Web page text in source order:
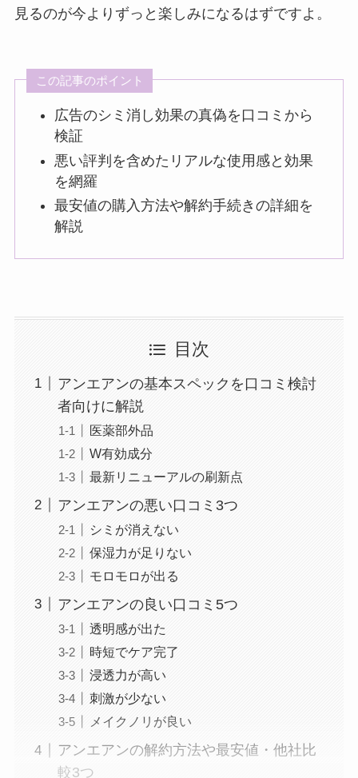
見るのが今よりずっと楽しみになるはずですよ。
この記事のポイント
広告のシミ消し効果の真偽を口コミから
検証
悪い評判を含めたリアルな使用感と効果
を網羅
最安値の購入方法や解約手続きの詳細を
解説
目次
アンエアンの基本スペックを口コミ検討
者向けに解説
医薬部外品
W有効成分
最新リニューアルの刷新点
アンエアンの悪い口コミ3つ
シミが消えない
保湿力が足りない
モロモロが出る
アンエアンの良い口コミ5つ
透明感が出た
時短でケア完了
浸透力が高い
刺激が少ない
メイクノリが良い
アンエアンの解約方法や最安値・他社比
較3つ